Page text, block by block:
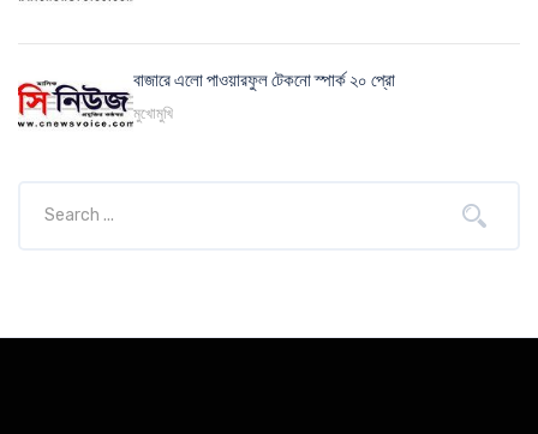
বাজারে এলো পাওয়ারফুল টেকনো স্পার্ক ২০ প্রো
মুখোমুখি